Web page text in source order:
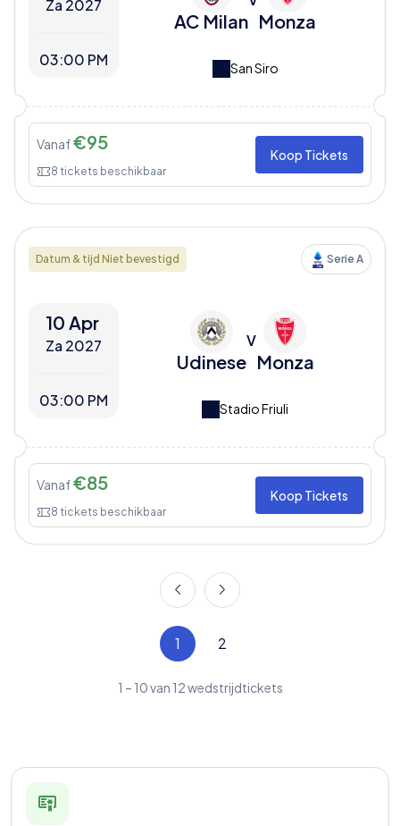
Za 2027
03:00 PM
AC Milan Monza
San Siro
Vanaf€95
8 tickets beschikbaar
Koop Tickets
Datum & tijd Niet bevestigd Serie A
10 Apr
Za 2027
03:00 PM
Udinese
V
Monza
Stadio Friuli
Vanaf€85
8 tickets beschikbaar
Koop Tickets
1 2
1 – 10van 12wedstrijdtickets